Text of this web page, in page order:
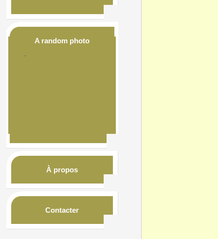
A random photo
À propos
Contacter